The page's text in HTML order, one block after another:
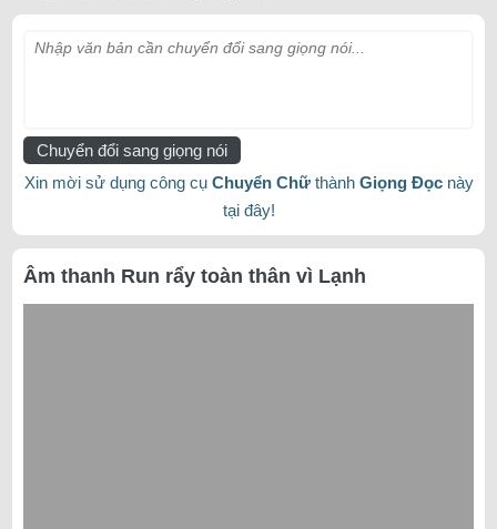
Nhập văn bản cần chuyển đổi sang giọng nói...
Chuyển đổi sang giọng nói
Xin mời sử dụng công cụ Chuyển Chữthành Giọng Đọcnày
tại đây!
Âm thanh Run rẩy toàn thân vì Lạnh